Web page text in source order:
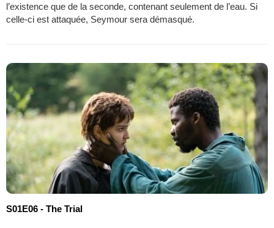
l’existence que de la seconde, contenant seulement de l’eau. Si
celle-ci est attaquée, Seymour sera démasqué.
S01E06 - The Trial